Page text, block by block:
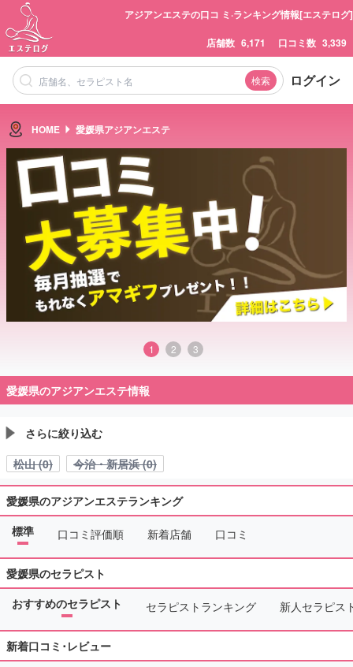
アジアンエステの口コ ミ·ランキング情報[エステログ]
店舗数 6,171 口コミ数 3,339
検索 ログイン
HOME 愛媛県アジアンエステ
1 2 3
愛媛県のアジアンエステ情報
さらに絞り込む
松山 (0)
今治・新居浜 (0)
愛媛県のアジアンエステランキング
標準
口コミ評価順 新着店舗 口コミ
愛媛県のセラピスト
おすすめのセラピスト
セラピストランキング 新人セラピス
新着口コミ･レビュー